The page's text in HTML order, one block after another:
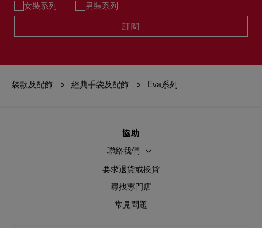
女裝系列 男裝系列
訂閱
袋款及配飾 經典手袋及配飾 Eva系列
協助
聯絡我們
要求退貨或換貨
尋找專門店
常見問題